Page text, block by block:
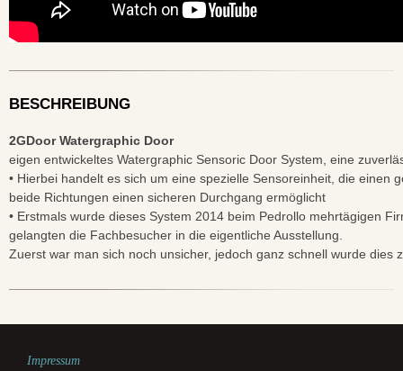
BESCHREIBUNG
2GDoor Watergraphic Door
eigen entwickeltes Watergraphic Sensoric Door System, eine
• Hierbei handelt es sich um eine spezielle Sensoreinheit, die
beide Richtungen einen sicheren Durchgang ermöglicht
• Erstmals wurde dieses System 2014 beim Pedrollo mehrtägigen
gelangten die Fachbesucher in die eigentliche Ausstellung.
Zuerst war man sich noch unsicher, jedoch ganz schnell wurde
Impressum